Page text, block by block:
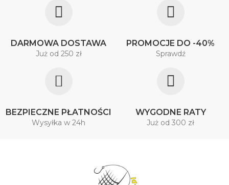
DARMOWA DOSTAWA
Już od 250 zł
PROMOCJE DO -40%
Sprawdź
BEZPIECZNE PŁATNOŚCI
Wysyłka w 24h
WYGODNE RATY
Już od 300 zł